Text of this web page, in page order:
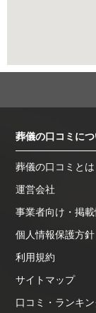
葬儀の口コミに
葬儀の口コミとは
運営会社
事業者向け・掲
個人情報保護方針
利用規約
サイトマップ
口コミ・ランキ